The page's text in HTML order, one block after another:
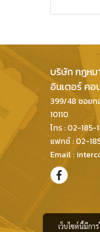
บริษัท กฎหม
อินเตอร์ ค
399/48 ซอยท
10110
โทร : 02-
แฟกซ์ : 02-
Email :
เว็บไซต์นี้มีกา